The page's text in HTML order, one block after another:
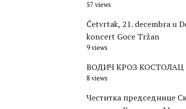
57 views
Četvrtak, 21. decembra u
koncert Goce Tržan
9 views
ВОДИЧ КРОЗ КОСТОЛАЦ
8 views
Честитка председнице